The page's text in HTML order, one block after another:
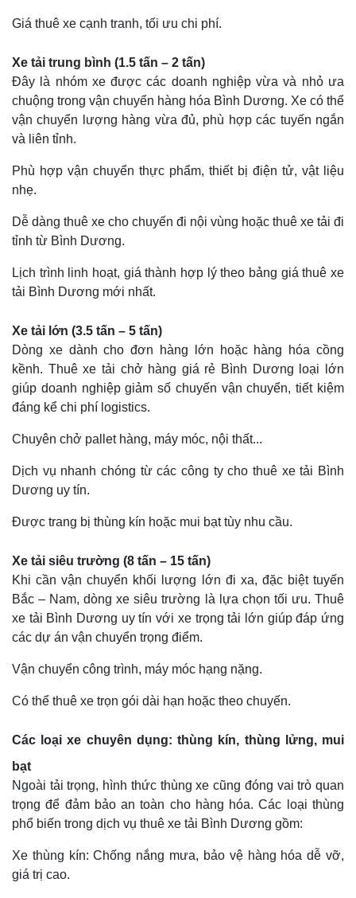
Giá thuê xe cạnh tranh, tối ưu chi phí.
Xe tải trung bình (1.5 tấn – 2 tấn)
Đây là nhóm xe được các doanh nghiệp vừa và nhỏ ưa
chuộng trong vận chuyển hàng hóa Bình Dương. Xe có thể
vận chuyển lượng hàng vừa đủ, phù hợp các tuyến ngắn
và liên tỉnh.
Phù hợp vận chuyển thực phẩm, thiết bị điện tử, vật liệu
nhẹ.
Dễ dàng thuê xe cho chuyến đi nội vùng hoặc thuê xe tải đi
tỉnh từ Bình Dương.
Lịch trình linh hoạt, giá thành hợp lý theo bảng giá thuê xe
tải Bình Dương mới nhất.
Xe tải lớn (3.5 tấn – 5 tấn)
Dòng xe dành cho đơn hàng lớn hoặc hàng hóa cồng
kềnh. Thuê xe tải chở hàng giá rẻ Bình Dương loại lớn
giúp doanh nghiệp giảm số chuyến vận chuyển, tiết kiệm
đáng kể chi phí logistics.
Chuyên chở pallet hàng, máy móc, nội thất...
Dịch vụ nhanh chóng từ các công ty cho thuê xe tải Bình
Dương uy tín.
Được trang bị thùng kín hoặc mui bạt tùy nhu cầu.
Xe tải siêu trường (8 tấn – 15 tấn)
Khi cần vận chuyển khối lượng lớn đi xa, đặc biệt tuyến
Bắc – Nam, dòng xe siêu trường là lựa chọn tối ưu. Thuê
xe tải Bình Dương uy tín với xe trọng tải lớn giúp đáp ứng
các dự án vận chuyển trọng điểm.
Vận chuyển công trình, máy móc hạng nặng.
Có thể thuê xe trọn gói dài hạn hoặc theo chuyến.
Các loại xe chuyên dụng: thùng kín, thùng lửng, mui
bạt
Ngoài tải trọng, hình thức thùng xe cũng đóng vai trò quan
trọng để đảm bảo an toàn cho hàng hóa. Các loại thùng
phổ biến trong dịch vụ thuê xe tải Bình Dương gồm:
Xe thùng kín: Chống nắng mưa, bảo vệ hàng hóa dễ vỡ,
giá trị cao.